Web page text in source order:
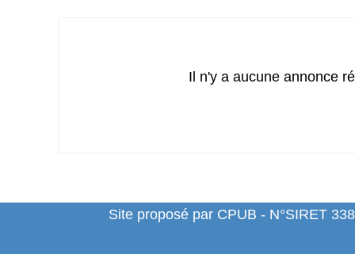
Il n'y a aucune annonce
Site proposé par CPUB - N°SIRET